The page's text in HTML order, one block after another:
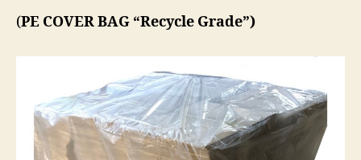
(PE COVER BAG “Recycle Grade”)